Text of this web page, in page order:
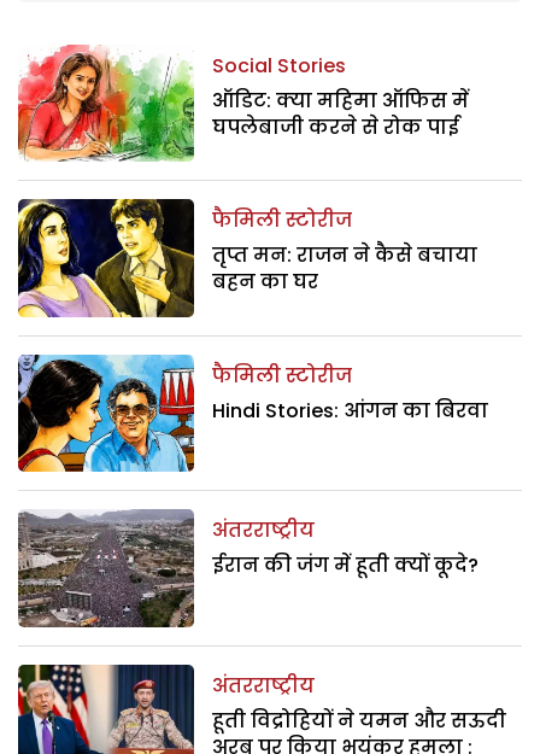
Social Stories
ऑडिट: क्या महिमा ऑफिस में
घपलेबाजी करने से रोक पाई
फैमिली स्टोरीज
तृप्त मन: राजन ने कैसे बचाया
बहन का घर
फैमिली स्टोरीज
Hindi Stories: आंगन का बिरवा
अंतरराष्ट्रीय
ईरान की जंग में हूती क्यों कूदे?
अंतरराष्ट्रीय
हूती विद्रोहियों ने यमन और सऊदी
अरब पर किया भयंकर हमला :